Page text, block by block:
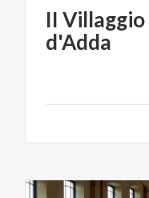
II Villaggio
d'Adda